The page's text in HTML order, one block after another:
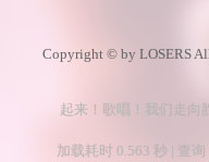
Copyright © by LOSERS
起来！歌唱！我们走
加载耗时 0.563 秒 | 查